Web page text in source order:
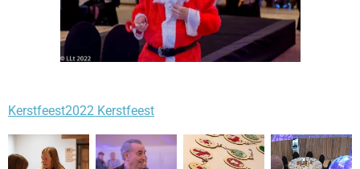
Kerstfeest2022 Kerstfeest